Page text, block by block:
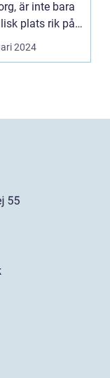
är inte bara
plats rik på
oc...
2024